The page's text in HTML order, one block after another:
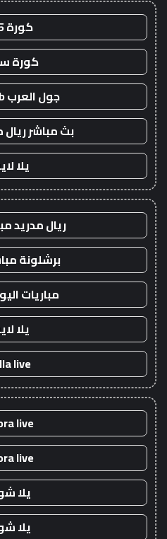
كورة 365
كورة
جول العرب goalarab
بث مباشر ريال
يلا
ريال مدريد
برشلونة
مباريات
يلا
live
live
live
يلا
يلا